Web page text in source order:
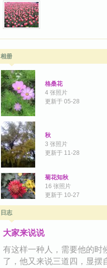
相册
格桑花
4 张照片
更新于 05-28
秋
3 张照片
更新于 11-28
菊花知秋
16 张照片
更新于 10-27
日志
大家来说说
有这样一种人，需要他的时
了，他又来说三道四，显摆